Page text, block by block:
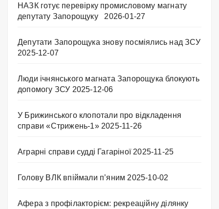
НАЗК готує перевірку промисловому магнату
депутату Запорощуку
2026-01-27
Депутати Запорощука знову посміялись над ЗСУ
2025-12-07
Люди ічнянського магната Запорощука блокують
допомогу ЗСУ 2025-12-06
У Брижинського клопотали про відкладення
справи «Стрижень-1» 2025-11-26
Аграрні справи судді Гагаріної 2025-11-25
Голову ВЛК впіймали п’яним 2025-10-02
Афера з профілакторієм: рекреаційну ділянку